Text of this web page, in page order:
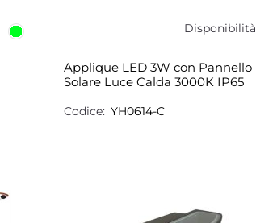
Disponibilità
Applique LED 3W con Pannello
Solare Luce Calda 3000K IP65
Codice: YH0614-C